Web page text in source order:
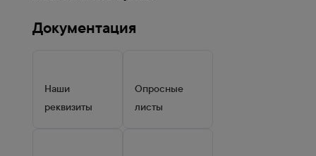
Документация
Наши
реквизиты
Опросные
листы